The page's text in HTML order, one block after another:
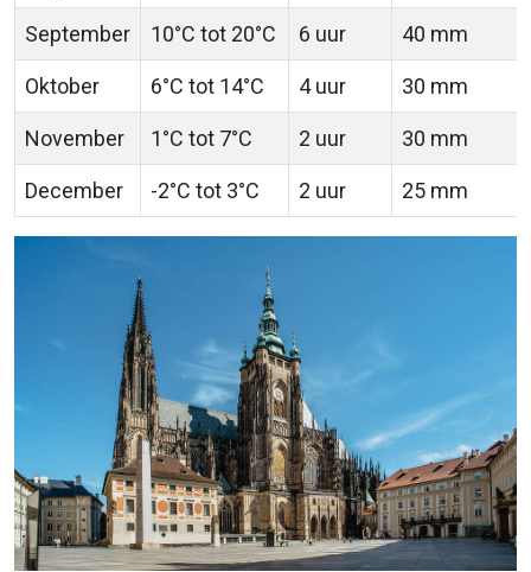
September 10°C tot 20°C 6 uur 40 mm
Oktober 6°C tot 14°C 4 uur 30 mm
November 1°C tot 7°C 2 uur 30 mm
December -2°C tot 3°C 2 uur 25 mm